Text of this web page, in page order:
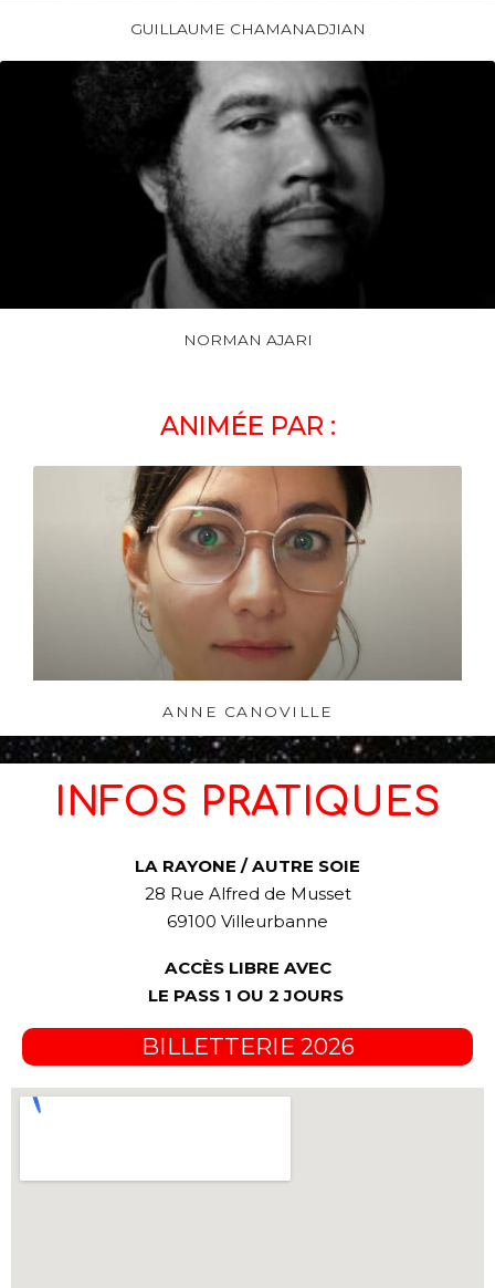
GUILLAUME CHAMANADJIAN
NORMAN AJARI
ANIMÉE PAR :
ANNE CANOVILLE
INFOS PRATIQUES
LA RAYONE / AUTRE SOIE
28 Rue Alfred de Musset
69100 Villeurbanne
ACCÈS LIBRE AVEC
LE PASS 1 OU 2 JOURS
BILLETTERIE 2026